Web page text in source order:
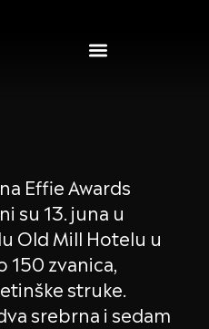
Effie Awards
su 13. juna u
Old Mill Hotelu u
150 zvanica,
struke.
srebrna i sedam